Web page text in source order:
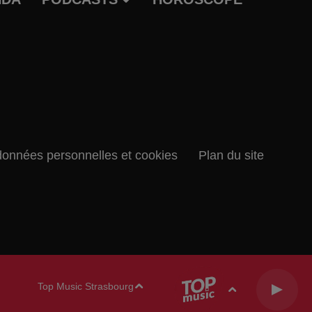
Top Music Strasbourg
personnelles et cookies Plan du site